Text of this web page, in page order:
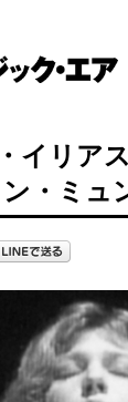
イリア
・ミュ